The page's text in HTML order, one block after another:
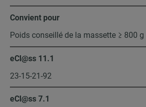
Convient pour
Poids conseillé de la massette ≥ 800 g
eCl@ss 11.1
23-15-21-92
eCl@ss 7.1